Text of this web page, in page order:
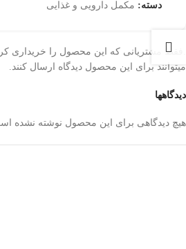
دسته: مکمل دارویی و غذایی
دیدگاهها
هیچ دیدگاهی برای این محصول نوشته نشده
.فقط مشتریانی که این محصول را خریداری
میتوانند برای این محصول دیدگاه ارسال کنند.